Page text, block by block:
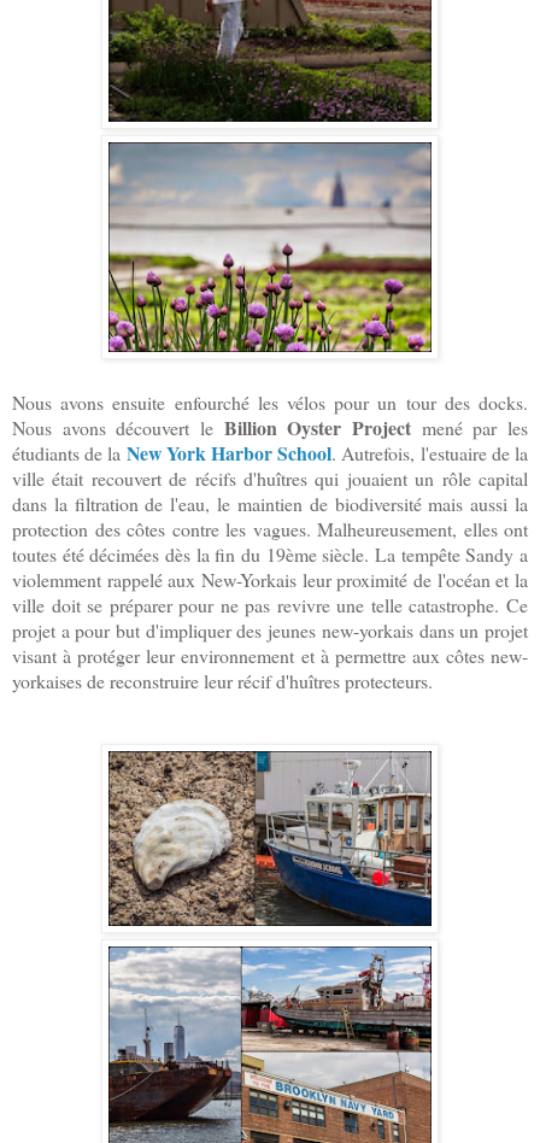
Nous avons ensuite enfourché les vélos pour un tour des docks.
Nous avons découvert le Billion Oyster Project mené par les
étudiants de la New York Harbor School. Autrefois, l'estuaire de la
ville était recouvert de récifs d'huîtres qui jouaient un rôle capital
dans la filtration de l'eau, le maintien de biodiversité mais aussi la
protection des côtes contre les vagues. Malheureusement, elles ont
toutes été décimées dès la fin du 19ème siècle. La tempête Sandy a
violemment rappelé aux New-Yorkais leur proximité de l'océan et la
ville doit se préparer pour ne pas revivre une telle catastrophe. Ce
projet a pour but d'impliquer des jeunes new-yorkais dans un projet
visant à protéger leur environnement et à permettre aux côtes new-
yorkaises de reconstruire leur récif d'huîtres protecteurs.